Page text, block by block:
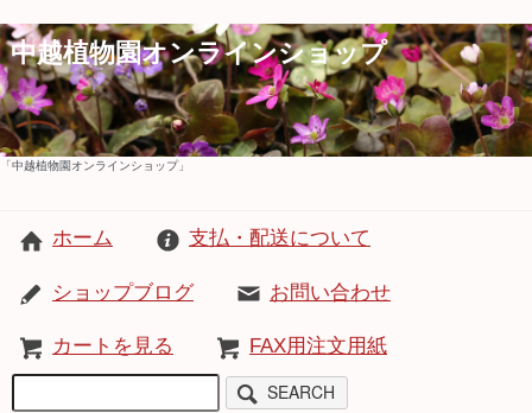
中越植物園オンラインショップ
「中越植物園オンラインショップ」
ホーム 支払・配送について
ショップブログ お問い合わせ
カートを見る FAX用注文用紙
SEARCH